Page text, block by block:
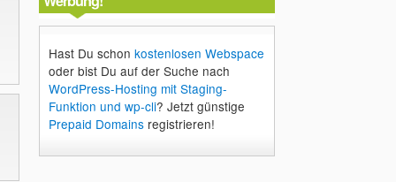
Hast Du schon kostenlosen Webspace
oder bist Du auf der Suche nach
WordPress-Hosting mit Staging-
Funktion und wp-cli? Jetzt günstige
Prepaid Domainsregistrieren!